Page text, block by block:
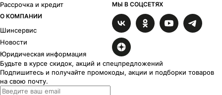
Рассрочка и кредит
О КОМПАНИИ
Шинсервис
Новости
Юридическая информация
МЫ В СОЦСЕТЯХ
Будьте в курсе скидок, акций и спецпредложений
Подпишитесь и получайте промокоды, акции и подборки товаров
на свою почту.